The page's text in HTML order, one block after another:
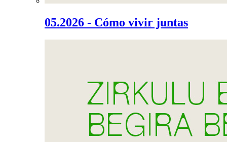
05.2026 - Cómo vivir juntas